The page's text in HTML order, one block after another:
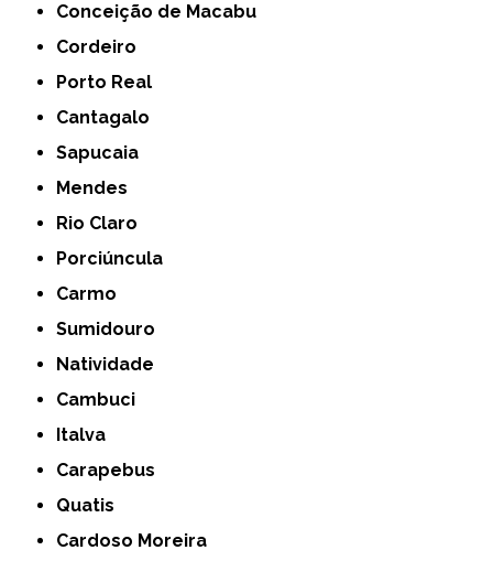
Conceição de Macabu
Cordeiro
Porto Real
Cantagalo
Sapucaia
Mendes
Rio Claro
Porciúncula
Carmo
Sumidouro
Natividade
Cambuci
Italva
Carapebus
Quatis
Cardoso Moreira